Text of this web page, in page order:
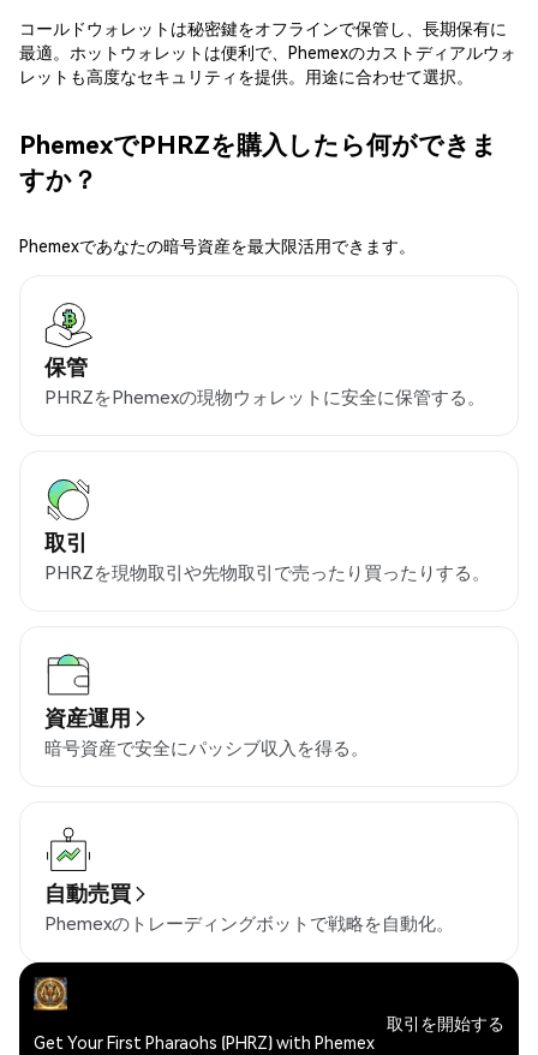
コールドウォレットは秘密鍵をオフラインで保管し、長期保有に
最適。ホットウォレットは便利で、Phemexのカストディアルウォ
レットも高度なセキュリティを提供。用途に合わせて選択。
PhemexでPHRZを購入したら何ができま
すか？
Phemexであなたの暗号資産を最大限活用できます。
保管
PHRZをPhemexの現物ウォレットに安全に保管する。
取引
PHRZを現物取引や先物取引で売ったり買ったりする。
資産運用
暗号資産で安全にパッシブ収入を得る。
自動売買
Phemexのトレーディングボットで戦略を自動化。
Get Your First Pharaohs (PHRZ) with Phemex
取引を開始する